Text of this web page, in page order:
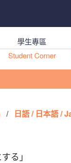
學生專區
Student Corner
/ 日語 / 日本語 /
る」